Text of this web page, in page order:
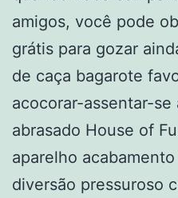
amigos, você pode
grátis para gozar
de caça bagarote
acocorar-assentar-
abrasado House of
aparelho
diversão pressuroso